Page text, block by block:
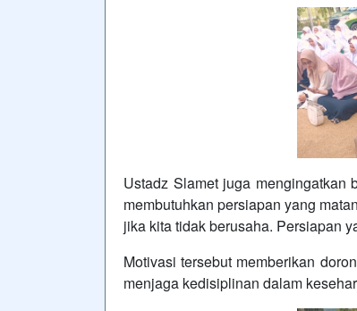
Ustadz Slamet juga
membutuhkan persiapan yang
jika kita tidak berusaha. Persiapan
Motivasi tersebut memberikan
menjaga kedisiplinan dalam